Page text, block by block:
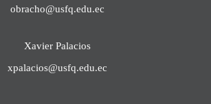
obracho@usfq.edu.ec
Xavier Palacios
xpalacios@usfq.edu.ec